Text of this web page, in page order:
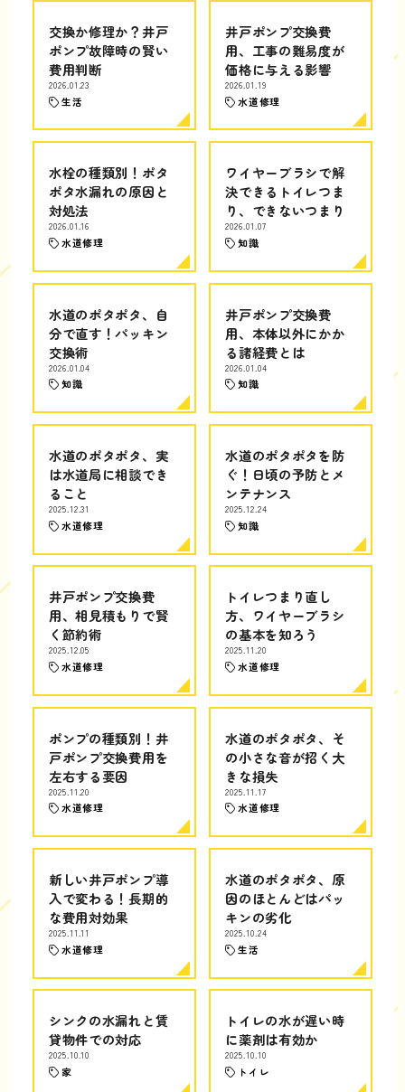
交換か修理か？井戸
ポンプ故障時の賢い
費用判断
2026.01.23
生活
井戸ポンプ交換費
用、工事の難易度が
価格に与える影響
2026.01.19
水道修理
水栓の種類別！ポタ
ポタ水漏れの原因と
対処法
2026.01.16
水道修理
ワイヤーブラシで解
決できるトイレつま
り、できないつまり
2026.01.07
知識
水道のポタポタ、自
分で直す！パッキン
交換術
2026.01.04
知識
井戸ポンプ交換費
用、本体以外にかか
る諸経費とは
2026.01.04
知識
水道のポタポタ、実
は水道局に相談でき
ること
2025.12.31
水道修理
水道のポタポタを防
ぐ！日頃の予防とメ
ンテナンス
2025.12.24
知識
井戸ポンプ交換費
用、相見積もりで賢
く節約術
2025.12.05
水道修理
トイレつまり直し
方、ワイヤーブラシ
の基本を知ろう
2025.11.20
水道修理
ポンプの種類別！井
戸ポンプ交換費用を
左右する要因
2025.11.20
水道修理
水道のポタポタ、そ
の小さな音が招く大
きな損失
2025.11.17
水道修理
新しい井戸ポンプ導
入で変わる！長期的
な費用対効果
2025.11.11
水道修理
水道のポタポタ、原
因のほとんどはパッ
キンの劣化
2025.10.24
生活
シンクの水漏れと賃
貸物件での対応
2025.10.10
家
トイレの水が遅い時
に薬剤は有効か
2025.10.10
トイレ